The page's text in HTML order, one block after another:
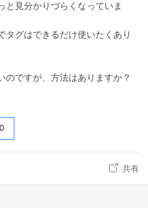
と見分かりづらくなっていま
タグはできるだけ使いたくあり
のですが、方法はありますか？
0
共有